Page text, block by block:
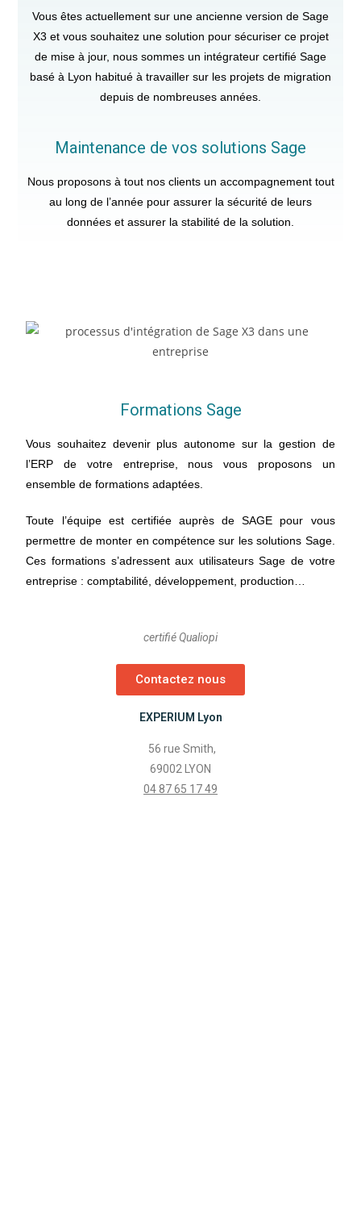
Vous êtes actuellement sur une ancienne version de Sage
X3 et vous souhaitez une solution pour sécuriser ce projet
de mise à jour, nous sommes un intégrateur certifié Sage
basé à Lyon habitué à travailler sur les projets de migration
depuis de nombreuses années.
Maintenance de vos solutions Sage
Nous proposons à tout nos clients un accompagnement tout
au long de l’année pour assurer la sécurité de leurs
données et assurer la stabilité de la solution.
Formations Sage
Vous souhaitez devenir plus autonome sur la gestion de
l’ERP de votre entreprise, nous vous proposons un
ensemble de formations adaptées.
Toute l’équipe est certifiée auprès de SAGE pour vous
permettre de monter en compétence sur les solutions Sage.
Ces formations s’adressent aux utilisateurs Sage de votre
entreprise : comptabilité, développement, production…
certifié Qualiopi
Contactez nous
EXPERIUM Lyon
56 rue Smith,
69002 LYON
04 87 65 17 49